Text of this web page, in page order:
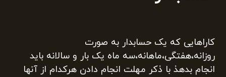
کاراهایی که یک حسابدار به صورت
روزانه،هفتگی،ماهانه،سه ماه یک بار و سالانه باید
انجام بدهذ با ذکر مهلت انجام دادن هرکدام از آنها